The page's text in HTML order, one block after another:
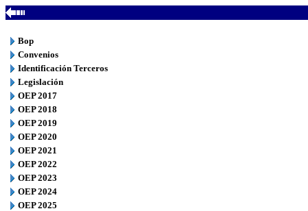
Bop
Convenios
Identificación Terceros
Legislación
OEP 2017
OEP 2018
OEP 2019
OEP 2020
OEP 2021
OEP 2022
OEP 2023
OEP 2024
OEP 2025